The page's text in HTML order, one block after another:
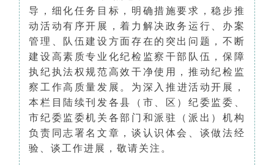
导，细化任务目标，明确措施要求，稳步推
动活动有序开展，着力解决政务运行、办案
管理、队伍建设方面存在的突出问题，不断
建设高素质专业化纪检监察干部队伍，保障
执纪执法权规范高效干净使用，推动纪检监
察工作高质量发展。 为深入推进活动开展，
本栏目陆续刊发各县（市、区）纪委监委、
市纪委监委机关各部门和派驻（派出）机构
负责同志署名文章，谈认识体会、谈做法经
验、谈工作进展，敬请关注。